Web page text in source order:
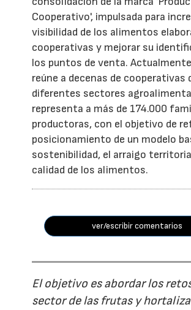
Cooperativo', impulsada para
visibilidad de los alimentos
cooperativas y mejorar su
los puntos de venta.
reúne a decenas de cooperativas
diferentes sectores
representa a más de 174.000
productoras, con el objetivo de
posicionamiento de un modelo
sostenibilidad, el arraigo
calidad de los alimentos.
ver/escribir comentarios
El objetivo es abordar los
sector de las frutas y